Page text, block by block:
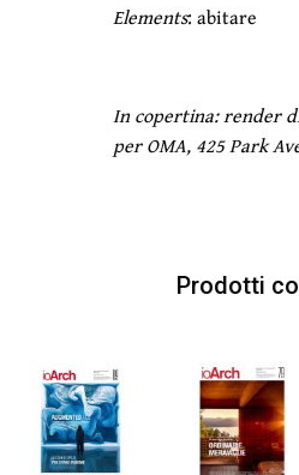
Elements: abitare
In copertina: render
per OMA, 425 Park
Prodotti